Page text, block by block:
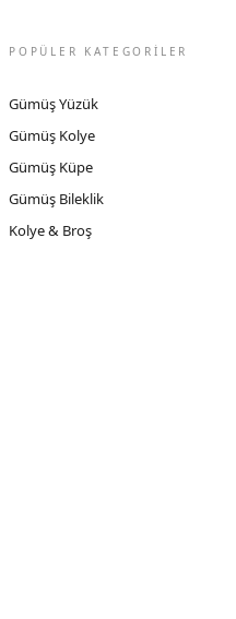
POPÜLER KATEGORİLER
Gümüş Yüzük
Gümüş Kolye
Gümüş Küpe
Gümüş Bileklik
Kolye & Broş